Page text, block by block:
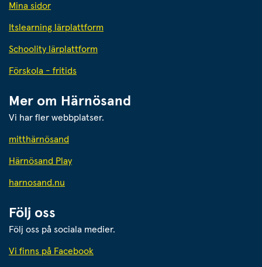
Mina sidor
Itslearning lärplattform
Schoolity lärplattform
Förskola - fritids
Mer om Härnösand
Vi har fler webbplatser.
mitthärnösand
Härnösand Play
harnosand.nu
Följ oss
Följ oss på sociala medier.
Vi finns på Facebook